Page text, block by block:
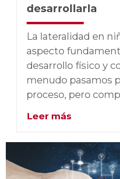
desarrollarla
La lateralidad en
aspecto
desarrollo físico y
menudo pasamos
proceso, pero
Leer más